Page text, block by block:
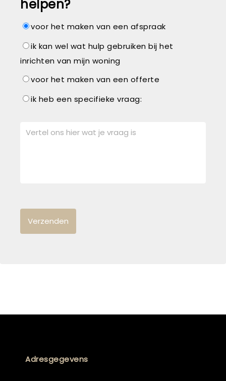
helpen?
voor het maken van een afspraak
ik kan wel wat hulp gebruiken bij het
inrichten van mijn woning
voor het maken van een offerte
ik heb een specifieke vraag:
Adresgegevens